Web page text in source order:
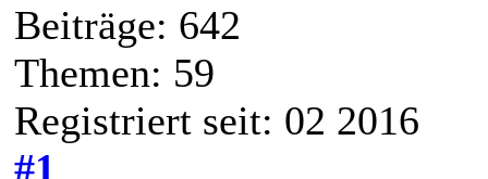
Beiträge: 642
Themen: 59
Registriert seit: 02 2016
#1